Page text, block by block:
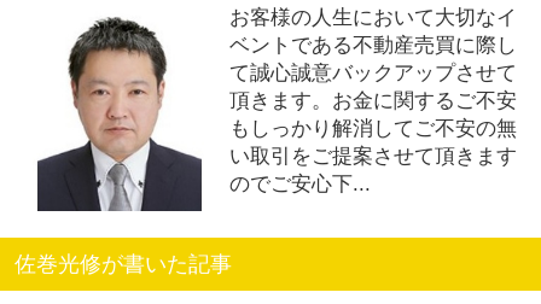
お客様の人生において大切なイ
ベントである不動産売買に際し
て誠心誠意バックアップさせて
頂きます。お金に関するご不安
もしっかり解消してご不安の無
い取引をご提案させて頂きます
のでご安心下...
佐巻光修が書いた記事